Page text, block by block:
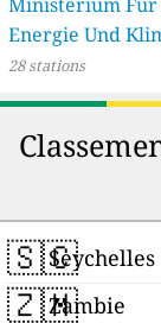
Energie Und
28 stations
🇸🇨Seychelles
🇿🇲Zambie